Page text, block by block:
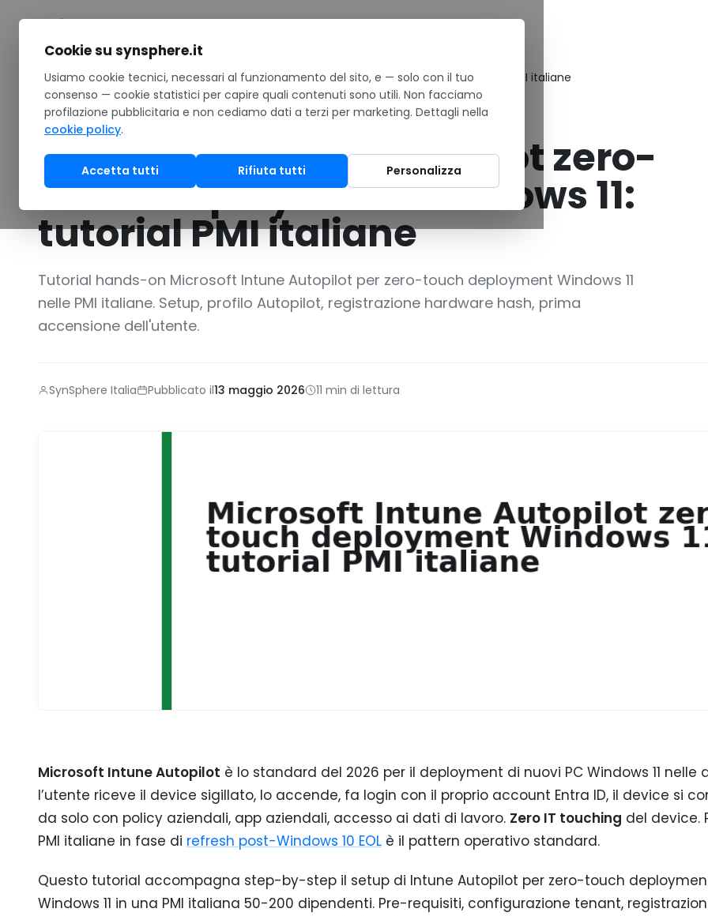
Home/Notizie/Microsoft Intune Autopilot zero-touch deployment Windows 11: tutorial PMI italiane
TUTORIAL
Microsoft Intune Autopilot zero-
touch deployment Windows 11:
tutorial PMI italiane
Tutorial hands-on Microsoft Intune Autopilot per zero-touch deployment Windows 11
nelle PMI italiane. Setup, profilo Autopilot, registrazione hardware hash, prima
accensione dell'utente.
SynSphere Italia Pubblicato il13 maggio 2026 11 min di lettura
Microsoft Intune Autopilot è lo standard del 2026 per il deployment di nuovi PC Windows 11 nelle
l’utente riceve il device sigillato, lo accende, fa login con il proprio account Entra ID, il device si
da solo con policy aziendali, app aziendali, accesso ai dati di lavoro. Zero IT touching del device.
PMI italiane in fase di refresh post-Windows 10 EOL è il pattern operativo standard.
Questo tutorial accompagna step-by-step il setup di Intune Autopilot per zero-touch
Windows 11 in una PMI italiana 50-200 dipendenti. Pre-requisiti, configurazione tenant,
Cookie su synsphere.it
Usiamo cookie tecnici, necessari al funzionamento del sito, e — solo con il tuo
consenso — cookie statistici per capire quali contenuti sono utili. Non facciamo
profilazione pubblicitaria e non cediamo dati a terzi per marketing. Dettagli nella
cookie policy.
Accetta tutti Rifiuta tutti Personalizza